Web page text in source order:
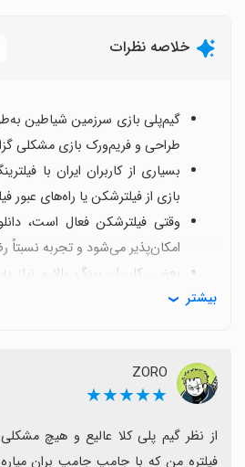
خلاصه نظرات
گیم‌پلی بازی سرزمین شیاطین
طراحی و فریم‌ورک بازی مشکلی
بسیاری از کاربران ایران با
بازی از فیلترشکن یا راه‌های عبور
وقتی فیلترشکن فعال است،
امکان‌پذیر می‌شود و تجربه
بهبود اتصال را ذکر کرده‌اند که
است و اگر کاربران بتوانند این
ارزش تجربه دارد.
بیشتر
ZORO
★★★★★